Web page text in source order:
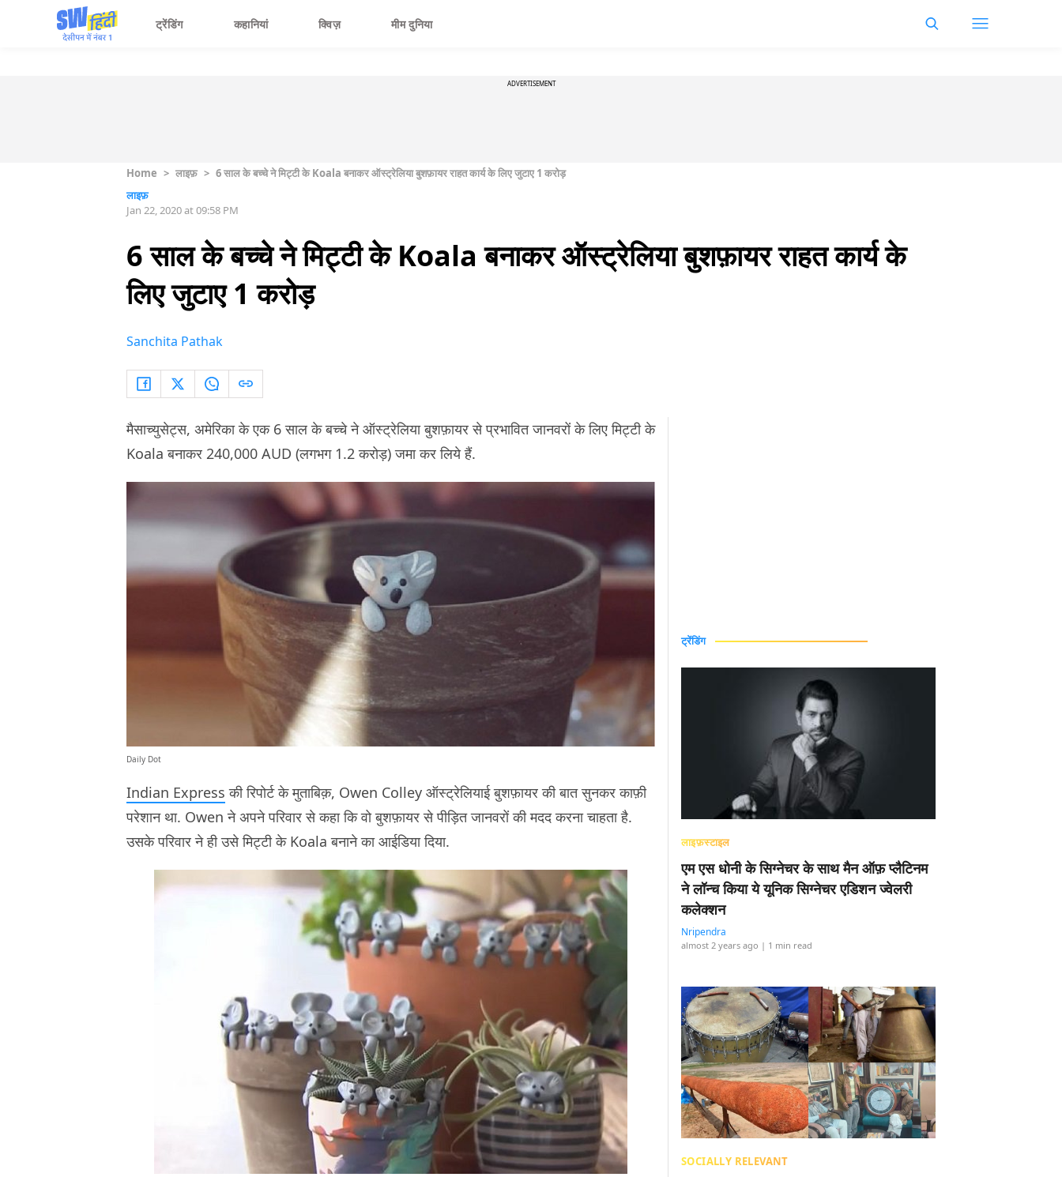
ट्रेंडिंग कहानियां क्विज़ मीम दुनिया
ADVERTISEMENT
Home > लाइफ़ > 6 साल के बच्चे ने मिट्टी के Koala बनाकर ऑस्ट्रेलिया बुशफ़ायर राहत कार्य के लिए जुटाए 1 करोड़
लाइफ़
Jan 22, 2020 at 09:58 PM
6 साल के बच्चे ने मिट्टी के Koala बनाकर ऑस्ट्रेलिया बुशफ़ायर राहत कार्य के
लिए जुटाए 1 करोड़
Sanchita Pathak
मैसाच्युसेट्स, अमेरिका के एक 6 साल के बच्चे ने ऑस्ट्रेलिया बुशफ़ायर से प्रभावित जानवरों के लिए मिट्टी के
Koala बनाकर 240,000 AUD (लगभग 1.2 करोड़) जमा कर लिये हैं.
Daily Dot
Indian Express की रिपोर्ट के मुताबिक़, Owen Colley ऑस्ट्रेलियाई बुशफ़ायर की बात सुनकर काफ़ी
परेशान था. Owen ने अपने परिवार से कहा कि वो बुशफ़ायर से पीड़ित जानवरों की मदद करना चाहता है.
उसके परिवार ने ही उसे मिट्टी के Koala बनाने का आईडिया दिया.
ट्रेंडिंग
लाइफ़स्टाइल
एम एस धोनी के सिग्नेचर के साथ मैन ऑफ़ प्लैटिनम
ने लॉन्च किया ये यूनिक सिग्नेचर एडिशन ज्वेलरी
कलेक्शन
Nripendra
almost 2 years ago | 1 min read
SOCIALLY RELEVANT